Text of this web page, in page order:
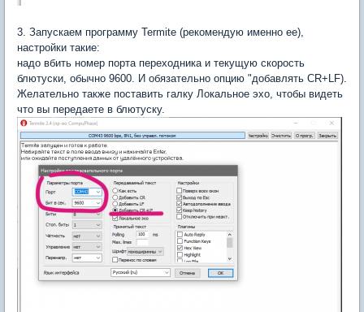
3. Запускаем программу Termite (рекомендую именно ее),
настройки такие:
надо вбить номер порта переходника и текущую скорость
блютуски, обычно 9600. И обязательно опцию "добавлять CR+LF).
Желательно также поставить галку Локальное эхо, чтобы видеть
что вы передаете в блютуску.